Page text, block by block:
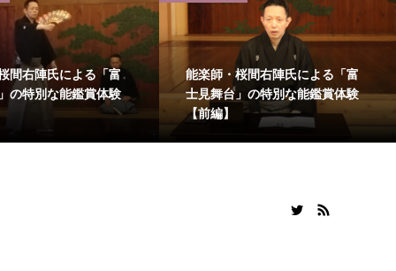
間右陣氏による「富
の特別な能鑑賞体験
能楽師・桜間右陣氏による「富
士見舞台」の特別な能鑑賞体験
【前編】